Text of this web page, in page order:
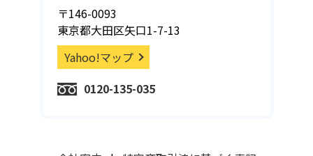
〒146-0093
東京都大田区矢口1-7-13
Yahoo!マップ
0120-135-035